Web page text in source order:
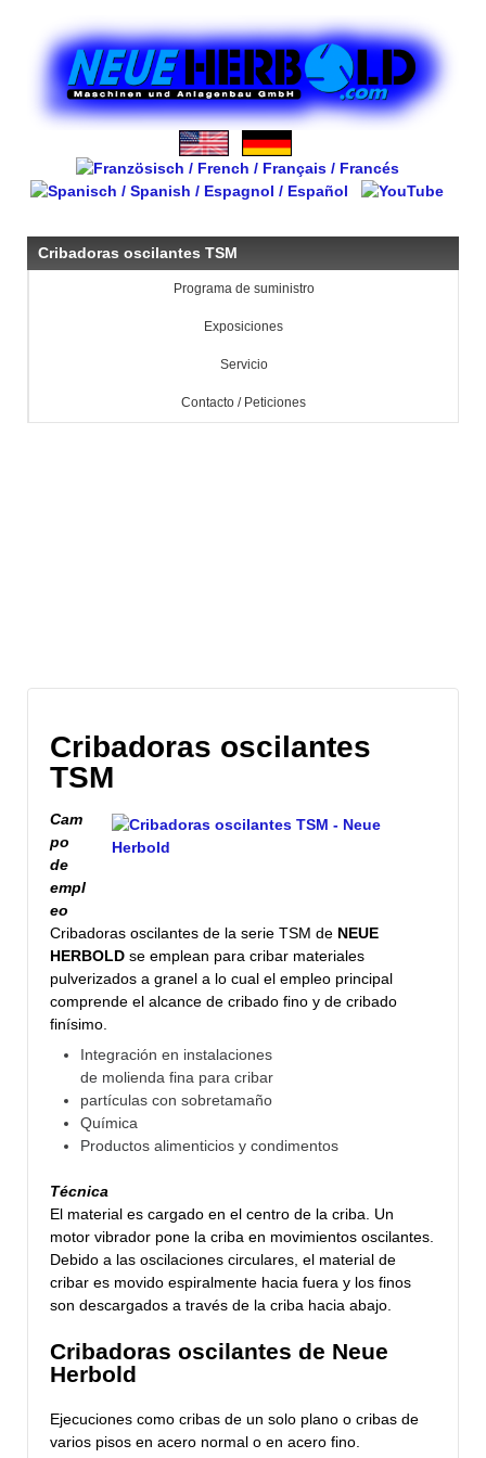
Cribadoras oscilantes TSM
Programa de suministro
Exposiciones
Servicio
Contacto / Peticiones
Cribadoras oscilantes
TSM
Cam
po
de
empl
eo
Cribadoras oscilantes de la serie TSM de NEUE
HERBOLD se emplean para cribar materiales
pulverizados a granel a lo cual el empleo principal
comprende el alcance de cribado fino y de cribado
finísimo.
Integración en instalaciones
de molienda fina para cribar
partículas con sobretamaño
Química
Productos alimenticios y condimentos
Técnica
El material es cargado en el centro de la criba. Un
motor vibrador pone la criba en movimientos oscilantes.
Debido a las oscilaciones circulares, el material de
cribar es movido espiralmente hacia fuera y los finos
son descargados a través de la criba hacia abajo.
Cribadoras oscilantes de Neue
Herbold
Ejecuciones como cribas de un solo plano o cribas de
varios pisos en acero normal o en acero fino.